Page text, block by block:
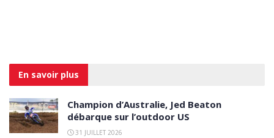
En savoir plus
Champion d’Australie, Jed Beaton
débarque sur l’outdoor US
31 JUILLET 2026